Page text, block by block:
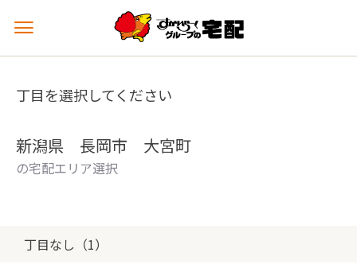
メ
ュ
を
丁目を選択してください
新潟県 長岡市 大宮町
の宅配エリア選択
丁目なし（1）